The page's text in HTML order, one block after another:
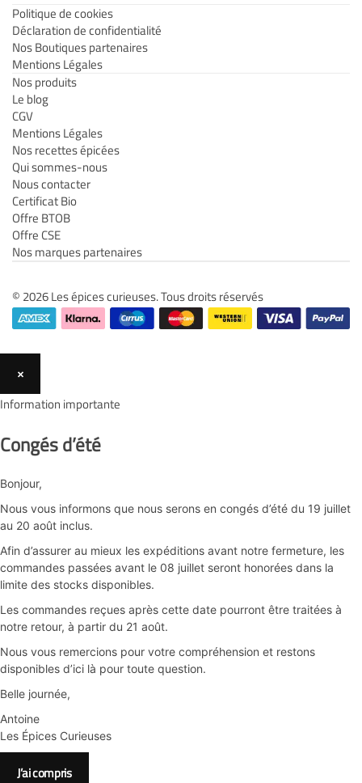
Politique de cookies
Déclaration de confidentialité
Nos Boutiques partenaires
Mentions Légales
Nos produits
Le blog
CGV
Mentions Légales
Nos recettes épicées
Qui sommes-nous
Nous contacter
Certificat Bio
Offre BTOB
Offre CSE
Nos marques partenaires
© 2026 Les épices curieuses. Tous droits réservés
×
Information importante
Congés d’été
Bonjour,
Nous vous informons que nous serons en congés d’été du 19 juillet
au 20 août inclus.
Afin d’assurer au mieux les expéditions avant notre fermeture, les
commandes passées avant le 08 juillet seront honorées dans la
limite des stocks disponibles.
Les commandes reçues après cette date pourront être traitées à
notre retour, à partir du 21 août.
Nous vous remercions pour votre compréhension et restons
disponibles d’ici là pour toute question.
Belle journée,
Antoine
Les Épices Curieuses
J’ai compris